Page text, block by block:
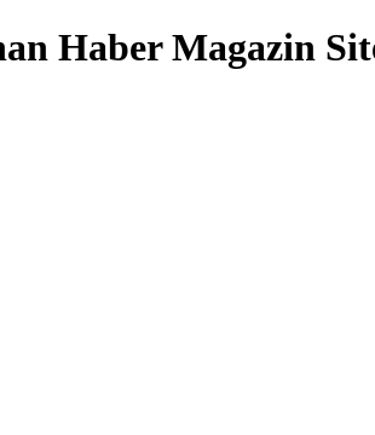
Haber Magazin